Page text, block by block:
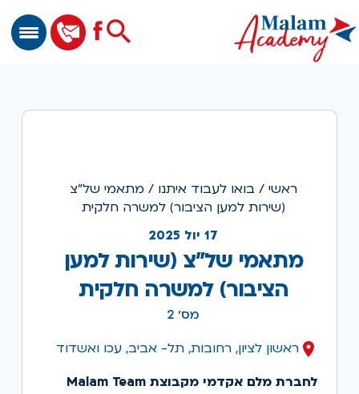
בְּאֲתָר
זֶה
לִנְגִישׁוּת
Search
for:
Search Button
ראשי / בואו לעבוד איתנו /מתאמי של”צ
(שירות למען הציבור) למשרה חלקית
17 יול 2025
מתאמי של"צ (שירות למען
הציבור) למשרה חלקית
מס׳ 2
ראשון לציון, רחובות, תל- אביב, עכו ואשדוד
לחברת מלם אקדמי מקבוצת Malam Team